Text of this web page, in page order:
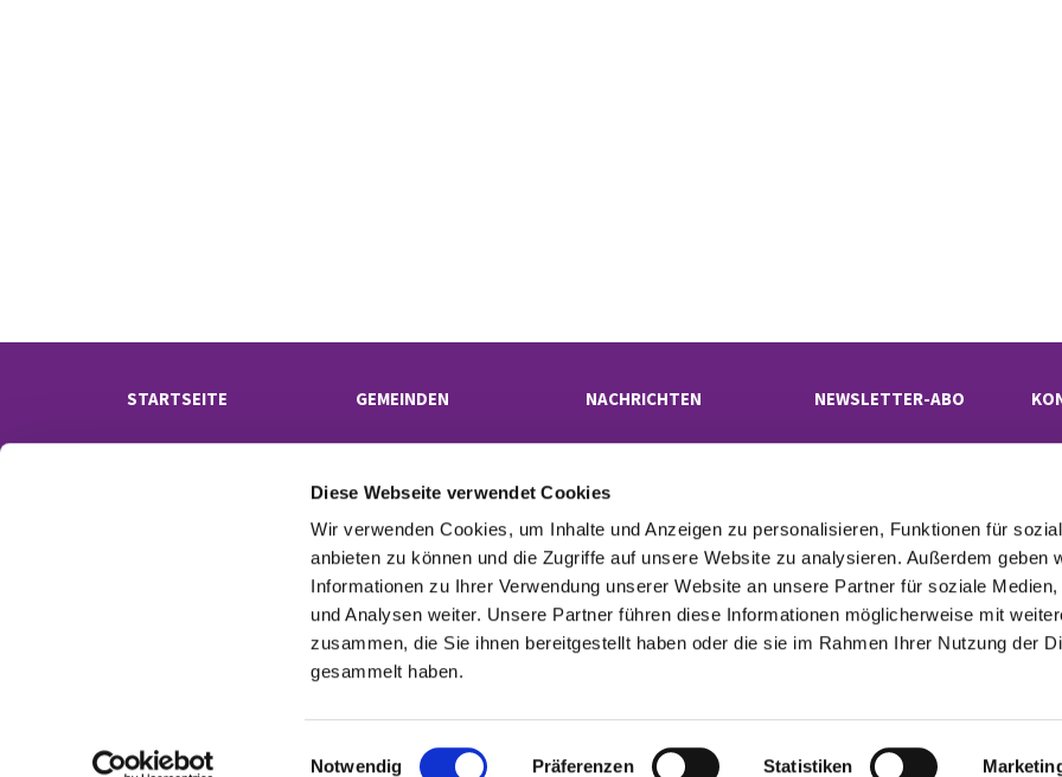
Diese Webseite verwendet Cookies
Wir verwenden Cookies, um Inhalte und Anzeigen zu personalisieren, Funktionen für
anbieten zu können und die Zugriffe auf unsere Website zu analysieren. Außerdem geben
Informationen zu Ihrer Verwendung unserer Website an unsere Partner für soziale Medien,
und Analysen weiter. Unsere Partner führen diese Informationen möglicherweise mit
zusammen, die Sie ihnen bereitgestellt haben oder die sie im Rahmen Ihrer Nutzung der
gesammelt haben.
Notwendig Präferenzen Statistiken
STARTSEITE GEMEINDEN NACHRICHTEN NEWSLETTER-ABO
· Rübelandstraße 9 B, 12053 Berlin
superintendentur(at)kk-neukoelln.de
Kontaktinformationen Cookie-Richtlinie Erklärung zur Barrierefreiheit